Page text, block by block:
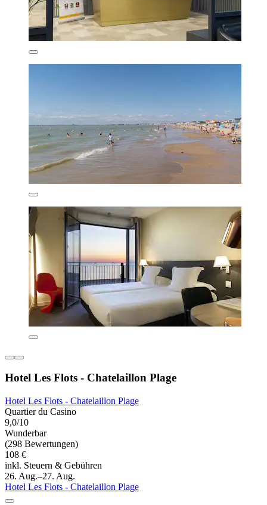
Hotel Les Flots - Chatelaillon Plage
Hotel Les Flots - Chatelaillon Plage
Quartier du Casino
9,0/10
Wunderbar
(298 Bewertungen)
108 €
inkl. Steuern & Gebühren
26. Aug.–27. Aug.
Hotel Les Flots - Chatelaillon Plage